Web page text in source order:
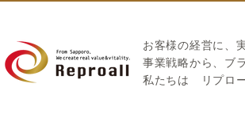
お客様の経営に、
事業戦略から、ブ
私たちは
リプロ